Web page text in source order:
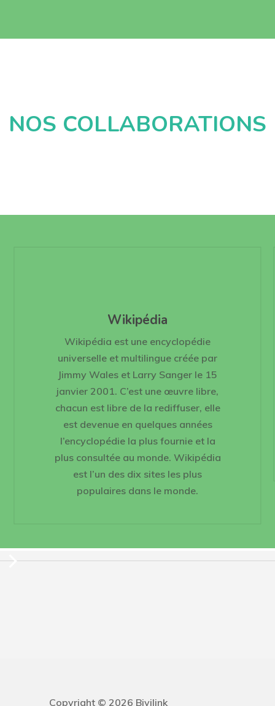
NOS COLLABORATIONS
Wikipédia
Wikipédia est une encyclopédie
universelle et multilingue créée par
Jimmy Wales et Larry Sanger le 15
janvier 2001. C’est une œuvre libre,
chacun est libre de la rediffuser, elle
est devenue en quelques années
l’encyclopédie la plus fournie et la
plus consultée au monde. Wikipédia
est l’un des dix sites les plus
populaires dans le monde.
Copyright © 2026 Bivilink